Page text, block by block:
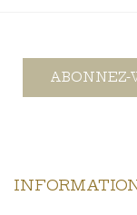
ABONNEZ-